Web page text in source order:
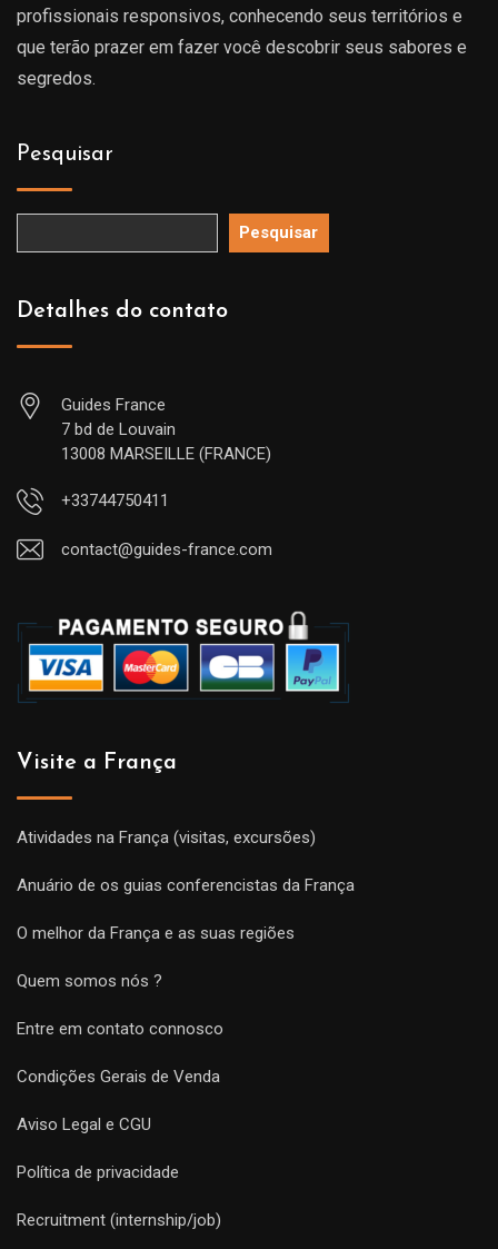
profissionais responsivos, conhecendo seus territórios e
que terão prazer em fazer você descobrir seus sabores e
segredos.
Pesquisar
Pesquisar
Detalhes do contato
Guides France
7 bd de Louvain
13008 MARSEILLE (FRANCE)
+33744750411
contact@guides-france.com
Visite a França
Atividades na França (visitas, excursões)
Anuário de os guias conferencistas da França
O melhor da França e as suas regiões
Quem somos nós ?
Entre em contato connosco
Condições Gerais de Venda
Aviso Legal e CGU
Política de privacidade
Recruitment (internship/job)